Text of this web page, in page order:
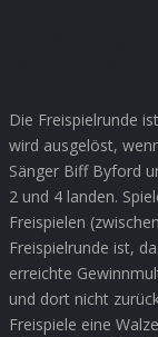
Die Freispielrunde
wird ausgelöst,
Sänger Biff Byford
2 und 4 landen.
Freispielen
Freispielrunde ist,
erreichte
und dort nicht
Freispiele eine